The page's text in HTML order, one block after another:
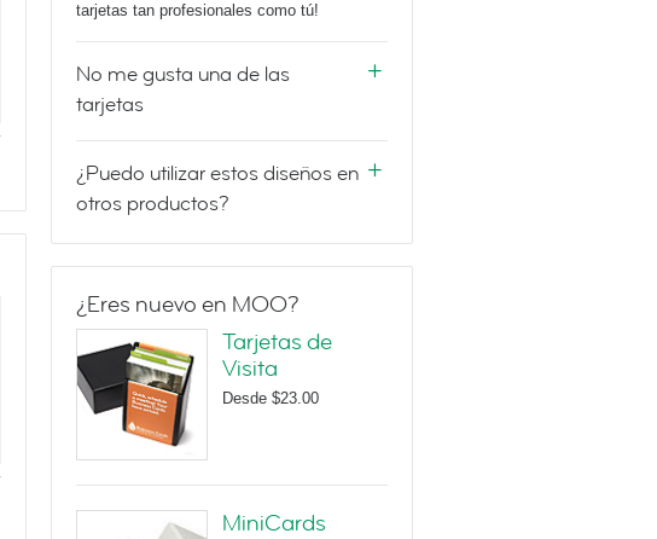
tarjetas tan profesionales como tú!
No me gusta una de las
tarjetas
¿Puedo utilizar estos diseños en
otros productos?
¿Eres nuevo en MOO?
Tarjetas de
Visita
Desde $23.00
MiniCards